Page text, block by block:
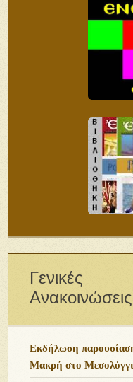
Γενικές
Ανακοινώσεις
Εκδήλωση
Μακρή στο